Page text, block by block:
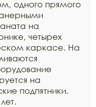
одного прямого
на
четырех
каркасе. На
на
подпятники.